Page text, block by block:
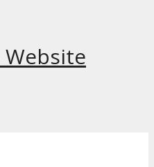
Website